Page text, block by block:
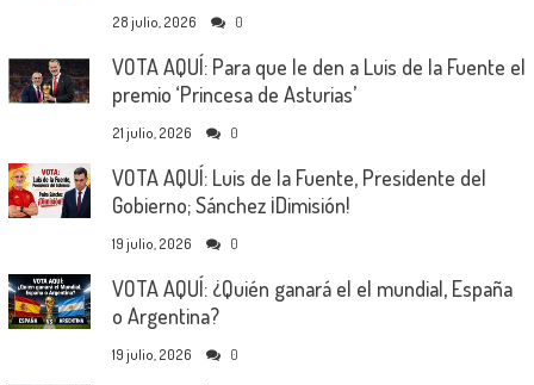
28 julio, 2026 0
VOTA AQUÍ: Para que le den a Luis de la Fuente el
premio ‘Princesa de Asturias’
21 julio, 2026 0
VOTA AQUÍ: Luis de la Fuente, Presidente del
Gobierno; Sánchez ¡Dimisión!
19 julio, 2026 0
VOTA AQUÍ: ¿Quién ganará el el mundial, España
o Argentina?
19 julio, 2026 0